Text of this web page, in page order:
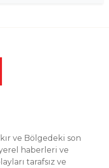
ve Bölgedeki son
haberleri ve
tarafsız ve